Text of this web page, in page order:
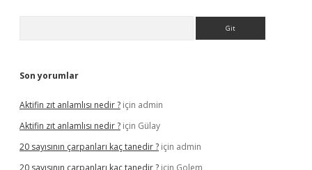
Son yorumlar
Aktifin zıt anlamlısı nedir ? için admin
Aktifin zıt anlamlısı nedir ? için Gülay
20 sayısının çarpanları kaç tanedir ? için admin
20 sayısının çarpanları kaç tanedir ? için Golem